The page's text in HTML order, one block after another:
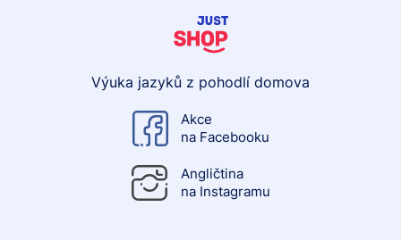
Výuka jazyků z pohodlí domova
Akce
na Facebooku
Angličtina
na Instagramu